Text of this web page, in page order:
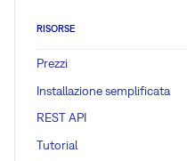
RISORSE
Prezzi
Installazione semplificata
REST API
Tutorial